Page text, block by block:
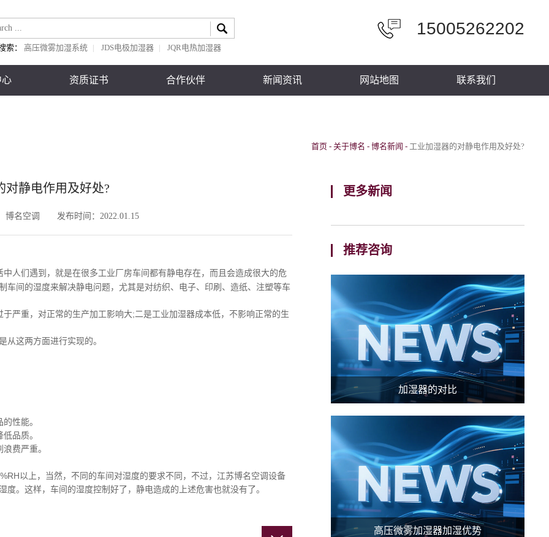
索： 高压微雾加湿系统 | JDS电极加湿器 | JQR电热加湿器
15005262202
心 资质证书 合作伙伴 新闻资讯 网站地图 联系我们
首页- 关于博名 - 博名新闻 - 工业加湿器的对静电作用及好处?
对静电作用及好处?
博名空调 发布时间：2022.01.15
人们遇到，就是在很多工业厂房车间都有静电存在，而且会造成很大的危
间的湿度来解决静电问题，尤其是对纺织、电子、印刷、造纸、注塑等车
严重，对正常的生产加工影响大;二是工业加湿器成本低，不影响正常的生
从这两方面进行实现的。
性能。
品质。
费严重。
以上，当然，不同的车间对湿度的要求不同，不过，江苏博名空调设备
度。这样，车间的湿度控制好了，静电造成的上述危害也就没有了。
更多新闻
推荐咨询
加湿器的对比
高压微雾加湿器加湿优势